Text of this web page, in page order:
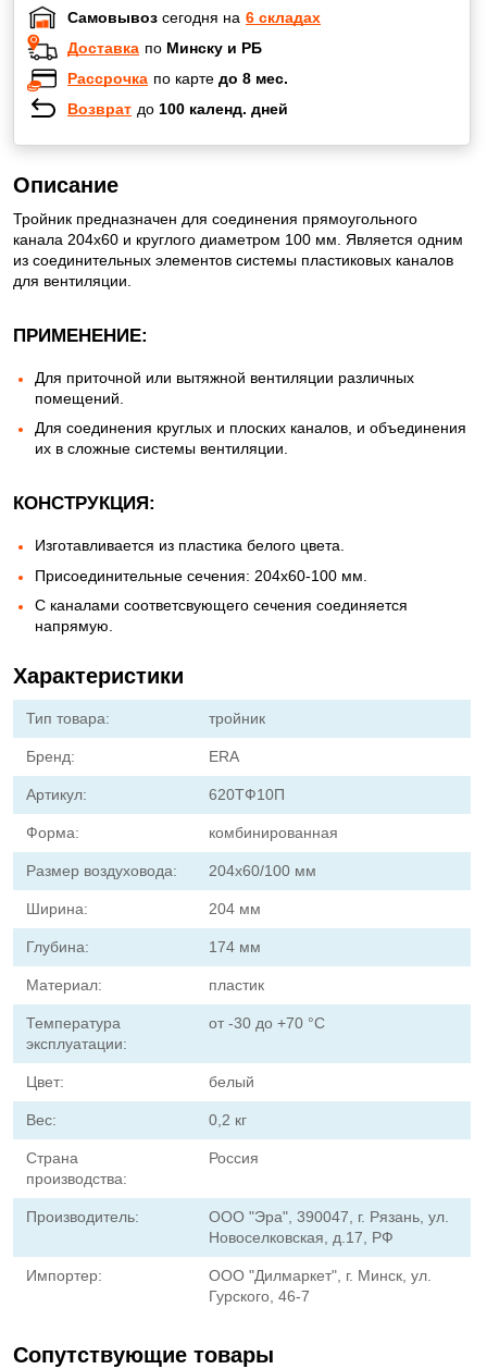
Самовывоз сегодня на 6 складах
Доставка по Минску и РБ
Рассрочка по карте до 8 мес.
Возврат до 100 календ. дней
Описание
Тройник предназначен для соединения прямоугольного
канала 204х60 и круглого диаметром 100 мм. Является одним
из соединительных элементов системы пластиковых каналов
для вентиляции.
ПРИМЕНЕНИЕ:
Для приточной или вытяжной вентиляции различных
помещений.
Для соединения круглых и плоских каналов, и объединения
их в сложные системы вентиляции.
КОНСТРУКЦИЯ:
Изготавливается из пластика белого цвета.
Присоединительные сечения: 204х60-100 мм.
C каналами соответсвующего сечения соединяется
напрямую.
Характеристики
Тип товара: тройник
Бренд: ERA
Артикул: 620ТФ10П
Форма: комбинированная
Размер воздуховода: 204х60/100 мм
Ширина: 204 мм
Глубина: 174 мм
Материал: пластик
Температура
эксплуатации:
от -30 до +70 °С
Цвет: белый
Вес: 0,2 кг
Страна
производства:
Россия
Производитель:
ООО "Эра", 390047, г. Рязань, ул.
Новоселковская, д.17, РФ
Импортер:
ООО "Дилмаркет", г. Минск, ул.
Гурского, 46-7
Сопутствующие товары